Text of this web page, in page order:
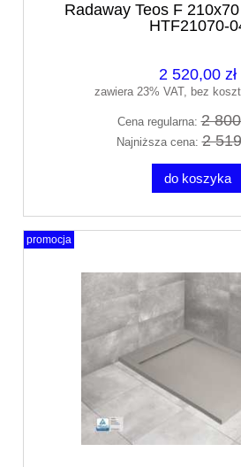
Radaway Teos F
HTF21070-
2 520,00 zł
zawiera 23% VAT, bez
Cena regularna:2
Najniższa cena:2
do koszyka
promocja